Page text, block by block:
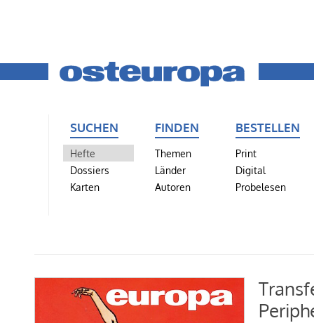
SUCHEN
Hefte
Dossiers
Karten
FINDEN
Themen
Länder
Autoren
BESTELLEN
Print
Digital
Probelesen